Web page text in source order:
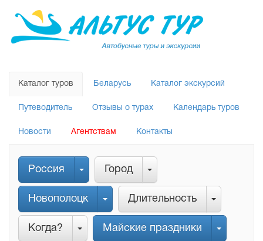
Каталог туров Беларусь Каталог экскурсий
Путеводитель Отзывы о турах Календарь туров
Новости Агентствам Контакты
Россия Город
Новополоцк Длительность
Когда? Майские праздники